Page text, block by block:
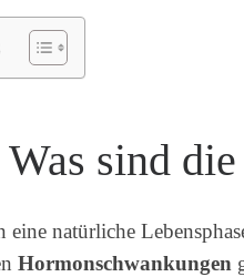
sind
eine natürliche
Hormonschwankungen